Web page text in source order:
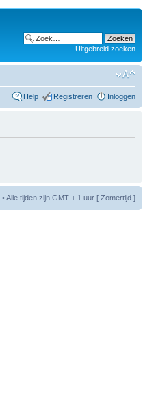
Uitgebreid zoeken
Help Registreren Inloggen
• Alle tijden zijn GMT + 1 uur [ Zomertijd ]